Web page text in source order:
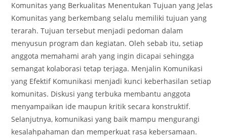
Komunitas yang Berkualitas Menentukan Tujuan yang Jelas
Komunitas yang berkembang selalu memiliki tujuan yang
terarah. Tujuan tersebut menjadi pedoman dalam
menyusun program dan kegiatan. Oleh sebab itu, setiap
anggota memahami arah yang ingin dicapai sehingga
semangat kolaborasi tetap terjaga. Menjalin Komunikasi
yang Efektif Komunikasi menjadi kunci keberhasilan setiap
komunitas. Diskusi yang terbuka membantu anggota
menyampaikan ide maupun kritik secara konstruktif.
Selanjutnya, komunikasi yang baik mampu mengurangi
kesalahpahaman dan memperkuat rasa kebersamaan.